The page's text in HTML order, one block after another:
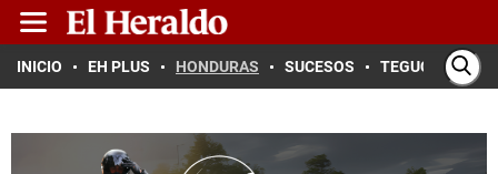
INICIO EH PLUS HONDURAS SUCESOS TEGUCIGALPA